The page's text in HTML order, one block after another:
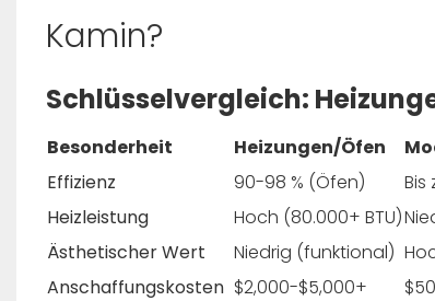
Kamin?
Schlüsselvergleich:
Besonderheit Heizungen/Öfen
Effizienz
90-98 % (Öfen)
Bis
Heizleistung
Hoch (80.000+ BTU)
Ästhetischer Wert
Niedrig (funktional)
Anschaffungskosten $2,000-$5,000+